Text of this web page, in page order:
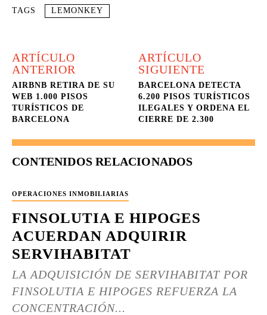
TAGS LEMONKEY
ARTÍCULO
ANTERIOR
AIRBNB RETIRA DE SU
WEB 1.000 PISOS
TURÍSTICOS DE
BARCELONA
ARTÍCULO
SIGUIENTE
BARCELONA DETECTA
6.200 PISOS TURÍSTICOS
ILEGALES Y ORDENA EL
CIERRE DE 2.300
CONTENIDOS RELACIONADOS
OPERACIONES INMOBILIARIAS
FINSOLUTIA E HIPOGES
ACUERDAN ADQUIRIR
SERVIHABITAT
LA ADQUISICIÓN DE SERVIHABITAT POR
FINSOLUTIA E HIPOGES REFUERZA LA
CONCENTRACIÓN...